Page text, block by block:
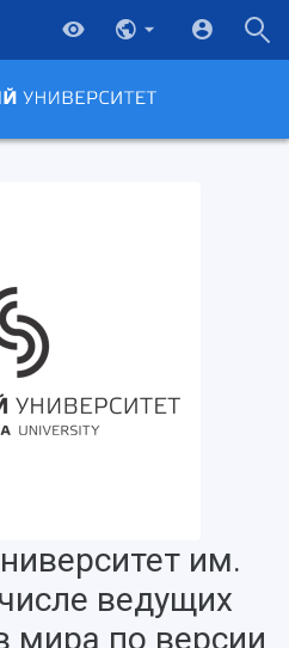
деятельность
им.
ведущих
мира по версии